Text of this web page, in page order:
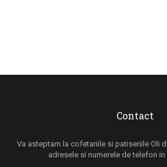
Contact
Va asteptam la cofetariile si patiseriile Oli
adresele si numerele de telefon in